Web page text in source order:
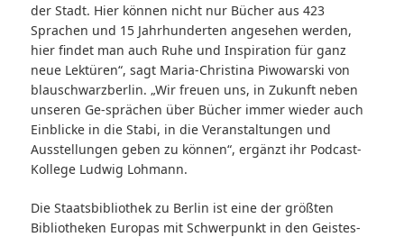
der Stadt. Hier können nicht nur Bücher aus 423
Sprachen und 15 Jahrhunderten angesehen werden,
hier findet man auch Ruhe und Inspiration für ganz
neue Lektüren“, sagt Maria-Christina Piwowarski von
blauschwarzberlin. „Wir freuen uns, in Zukunft neben
unseren Ge-sprächen über Bücher immer wieder auch
Einblicke in die Stabi, in die Veranstaltungen und
Ausstellungen geben zu können“, ergänzt ihr Podcast-
Kollege Ludwig Lohmann.
Die Staatsbibliothek zu Berlin ist eine der größten
Bibliotheken Europas mit Schwerpunkt in den Geistes-